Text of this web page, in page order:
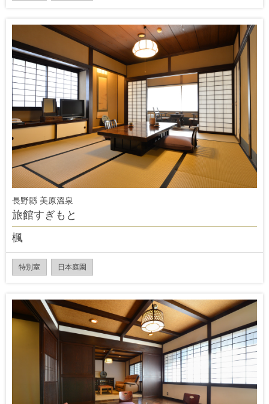
長野縣 美原溫泉
旅館すぎもと
楓
特別室 日本庭園